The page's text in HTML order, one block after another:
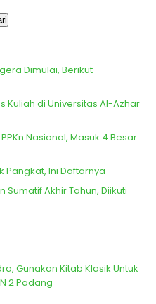
Dimulai, Berikut
Kuliah di Universitas Al-Azhar
Nasional, Masuk 4 Besar
Pangkat, Ini Daftarnya
Sumatif Akhir Tahun, Diikuti
Gunakan Kitab Klasik Untuk
2 Padang